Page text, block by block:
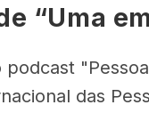
“Uma
das